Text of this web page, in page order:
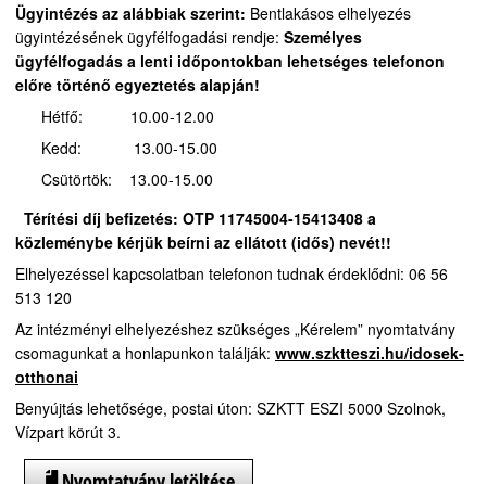
Ügyintézés az alábbiak szerint: Bentlakásos elhelyezés
ügyintézésének ügyfélfogadási rendje: Személyes
ügyfélfogadás a lenti időpontokban lehetséges telefonon
előre történő egyeztetés alapján!
Hétfő: 10.00-12.00
Kedd: 13.00-15.00
Csütörtök: 13.00-15.00
Térítési díj befizetés: OTP 11745004-15413408 a
közleménybe kérjük beírni az ellátott (idős) nevét!!
Elhelyezéssel kapcsolatban telefonon tudnak érdeklődni: 06 56
513 120
Az intézményi elhelyezéshez szükséges „Kérelem” nyomtatvány
csomagunkat a honlapunkon találják: www.szktteszi.hu/idosek-
otthonai
Benyújtás lehetősége, postai úton: SZKTT ESZI 5000 Szolnok,
Vízpart körút 3.